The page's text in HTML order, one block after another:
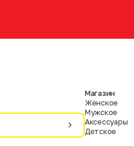
Магазин
Женское
Мужское
Аксессуары
Детское